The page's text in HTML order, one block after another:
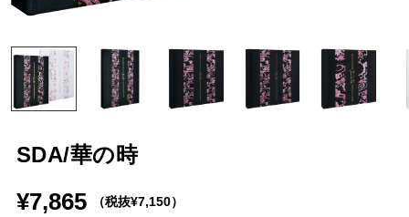
SDA/華の時
¥7,865 （税抜¥7,150）